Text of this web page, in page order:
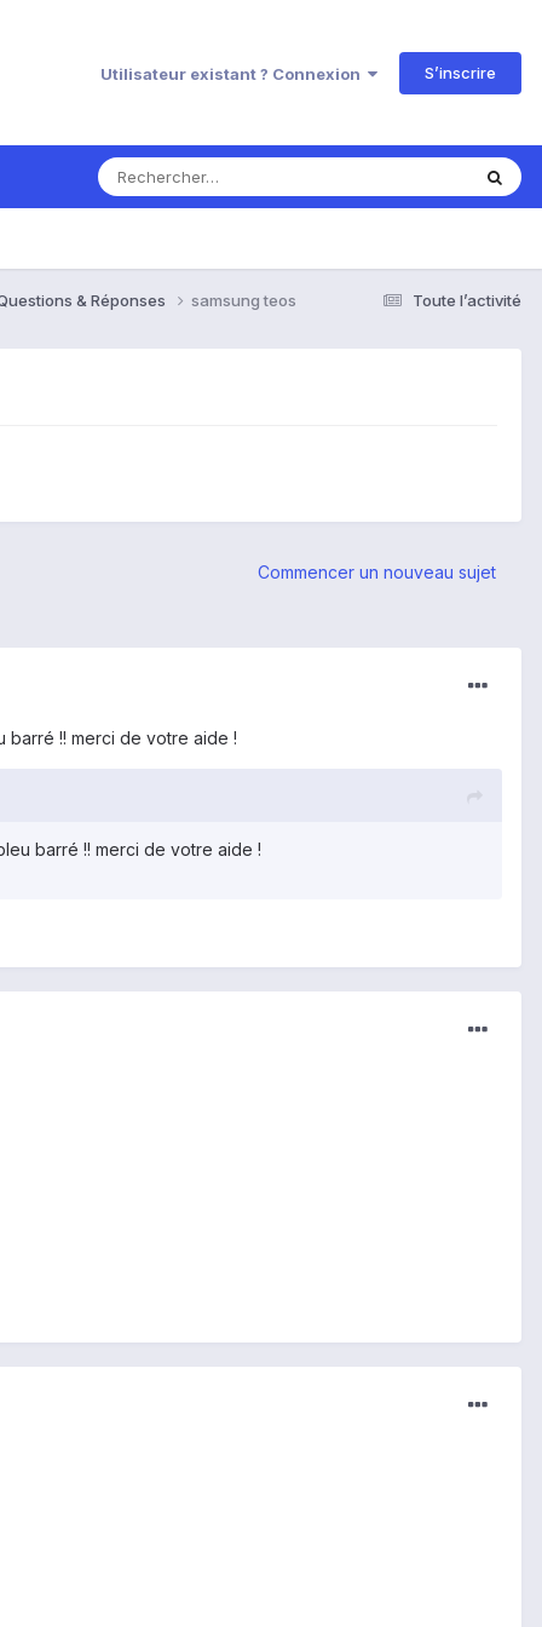
Utilisateur existant ? Connexion S’inscrire
Toute l’activité
& Réponses samsung teos
Commencer un nouveau sujet
barré !! merci de votre aide !
barré !! merci de votre aide !